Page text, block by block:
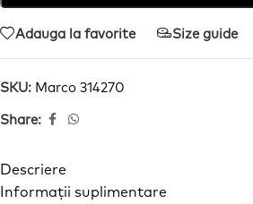
Adauga la favorite Size guide
SKU: Marco 314270
Share:
Descriere
Informații suplimentare